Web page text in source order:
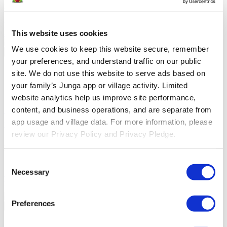
This website uses cookies
We use cookies to keep this website secure, remember
your preferences, and understand traffic on our public
site. We do not use this website to serve ads based on
your family’s Junga app or village activity. Limited
website analytics help us improve site performance,
content, and business operations, and are separate from
app usage and village data. For more information, please
review our Privacy Policy and Privacy Pledge.
Selection
Necessary
Preferences
familias a conectarse y celebrar el aprendizaje en el salón de clases.
Junga contra LiveSchoolLiveSchool permite a las escuelas
alumnos y crear una cultura escolar positiva.
Regresar
Acerca De
Acerca De Junga
Nuestra HistoriaConoce los orígenes de Junga y descubre
nuestros objetivos al crear esta plataforma única.
Historias De
ÉxitoLee sobre el éxito de otros miembros de la comunidad como
Nuestra Comunidad
Selfie Con Junga
Crea una selfie con Junga para compartirla con
tu comunidad.
Descubre qué hace que nuestra
Regresar